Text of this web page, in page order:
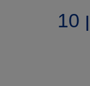
פידמין עגלים מוננסין 10